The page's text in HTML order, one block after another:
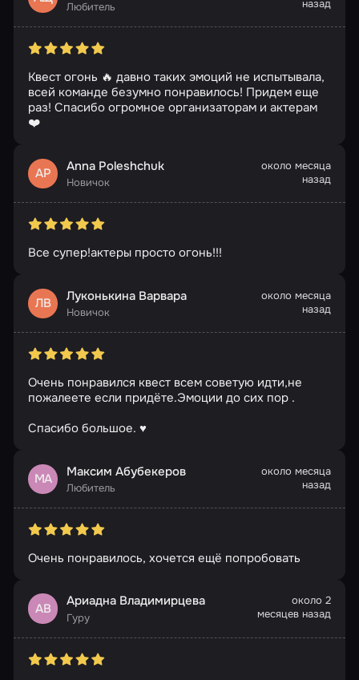
Любитель
назад
Квест огонь 🔥 давно таких эмоций не испытывала,
всей команде безумно понравилось! Придем еще
раз! Спасибо огромное организаторам и актерам
❤️
AP Anna Poleshchuk
Новичок
около месяца
назад
Все супер!актеры просто огонь!!!
ЛВ Луконькина Варвара
Новичок
около месяца
назад
Очень понравился квест всем советую идти,не
пожалеете если придёте.Эмоции до сих пор .
Спасибо большое. ♥️
МА Максим Абубекеров
Любитель
около месяца
назад
Очень понравилось, хочется ещё попробовать
АВ Ариадна Владимирцева
Гуру
около 2
месяцев назад